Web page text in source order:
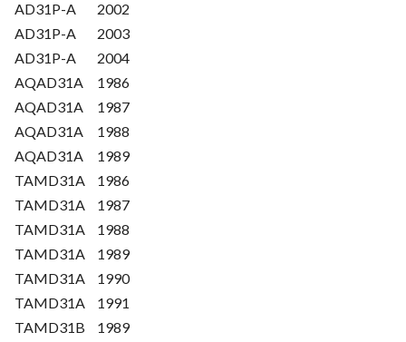
AD31P-A
2002
AD31P-A
2003
AD31P-A
2004
AQAD31A
1986
AQAD31A
1987
AQAD31A
1988
AQAD31A
1989
TAMD31A
1986
TAMD31A
1987
TAMD31A
1988
TAMD31A
1989
TAMD31A
1990
TAMD31A
1991
TAMD31B
1989